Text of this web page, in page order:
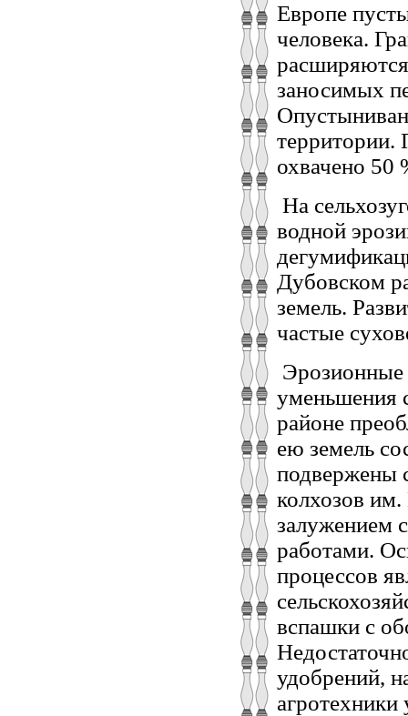
Европе
человека.
заносимых
территории.
охвачено 50
На
водной
Дубовском
земель.
частые
Эрозионные
уменьшения
районе
ею земель
подвержены
колхозов
залужением
работами.
процессов
вспашки с
удобрений,